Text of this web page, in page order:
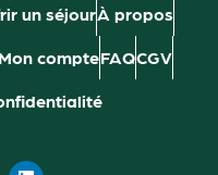
un séjourÀ propos
Mon compteFAQCGV